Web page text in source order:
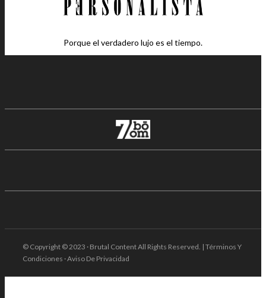
Porque el verdadero lujo es el tiempo.
© Copyright © 2023 · Brutal Content All Rights Reserved. | Términos Y
Condiciones · Aviso De Privacidad